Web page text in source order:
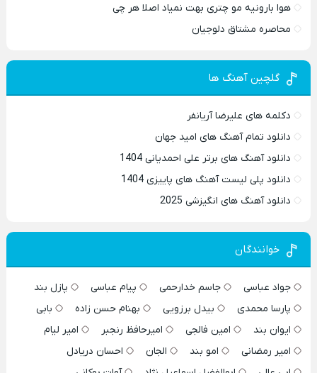
هوا بارونیه مو چتری بهت نمیاد اصلا هر چی
محاصره مشتاق دلوجیان
گلچین آهنگ ها
دکلمه های علیرضا آریانفر
دانلود تمام آهنگ های امید جهان
دانلود آهنگ های برتر علی احمدیانی 1404
دانلود پلی لیست آهنگ های پاییزی 1404
دانلود آهنگ های انگیزشی 2025
خوانندگان
جواد عباسی جاسم خدارحمی پیام عباسی
پازل بند
پارسا محمدی
بیدل برزویی بهنام حسن زاده
بابی
ایوان بند
امین فالجی امیرحافظ رنجبر
امیر لیام
امیر رمضانی
امو بند الجان
احسان دریادل